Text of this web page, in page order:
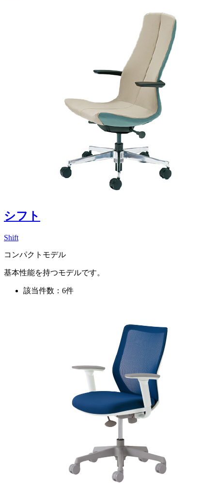
シフト
Shift
コンパクトモデル
基本性能を持つモデルです。
該当件数：6件